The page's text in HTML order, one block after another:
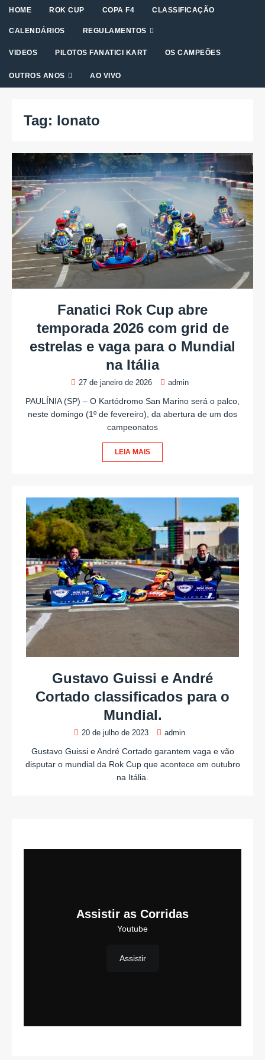
HOME ROK CUP COPA F4 CLASSIFICAÇÃO
CALENDÁRIOS REGULAMENTOS
VIDEOS PILOTOS FANATICI KART OS CAMPEÕES
OUTROS ANOS AO VIVO
Tag: lonato
Fanatici Rok Cup abre
temporada 2026 com grid de
estrelas e vaga para o Mundial
na Itália
27 de janeiro de 2026 admin
PAULÍNIA (SP) – O Kartódromo San Marino será o palco,
neste domingo (1º de fevereiro), da abertura de um dos
campeonatos
LEIA MAIS
Gustavo Guissi e André
Cortado classificados para o
Mundial.
20 de julho de 2023 admin
Gustavo Guissi e André Cortado garantem vaga e vão
disputar o mundial da Rok Cup que acontece em outubro
na Itália.
Assistir as Corridas
Youtube
Assistir